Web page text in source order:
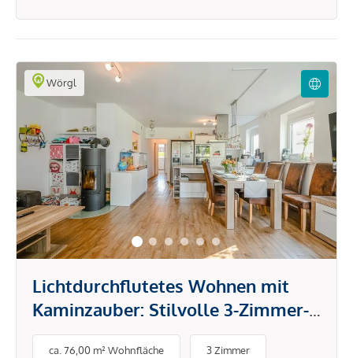
Wörgl
Lichtdurchflutetes Wohnen mit
Kaminzauber: Stilvolle 3-Zimmer-
Wohnung inklusive Tiefgarage
ca. 76,00 m² Wohnfläche 3 Zimmer